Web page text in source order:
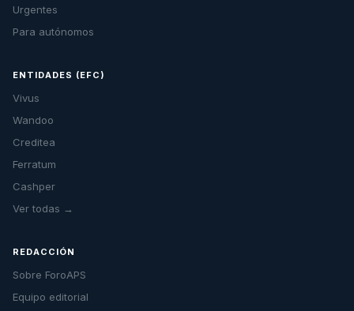
Urgentes
Para autónomos
ENTIDADES (EFC)
Vivus
Wandoo
Creditea
Ferratum
Cashper
Ver todas →
REDACCIÓN
Sobre ForoAPS
Equipo editorial